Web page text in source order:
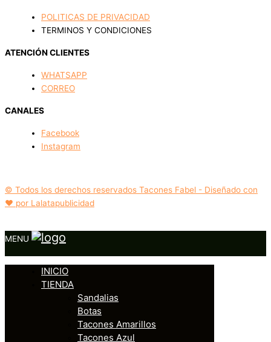
POLITICAS DE PRIVACIDAD
TERMINOS Y CONDICIONES
ATENCIÓN CLIENTES
WHATSAPP
CORREO
CANALES
Facebook
Instagram
© Todos los derechos reservados Tacones Fabel - Diseñado con
❤️ por Lalatapublicidad
MENU
INICIO
TIENDA
Sandalias
Botas
Tacones Amarillos
Tacones Azul